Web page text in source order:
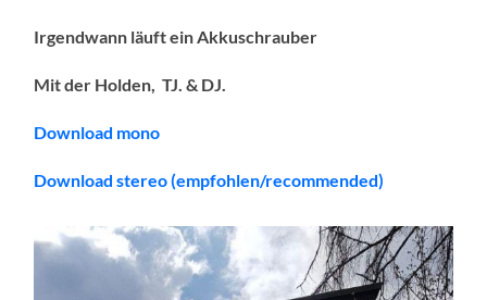
Irgendwann läuft ein Akkuschrauber
Mit der Holden, TJ. & DJ.
Download mono
Download stereo (empfohlen/recommended)